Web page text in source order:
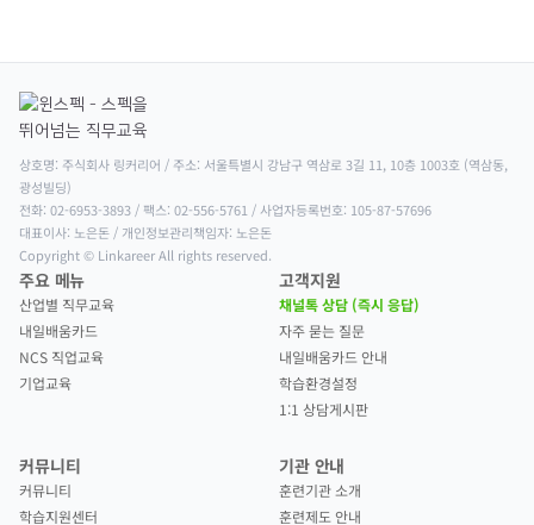
상호명: 주식회사 링커리어 / 주소: 서울특별시 강남구 역삼로 3길 11, 10층 1003호 (역삼동,
광성빌딩)
전화: 02-6953-3893 / 팩스: 02-556-5761 / 사업자등록번호: 105-87-57696
대표이사: 노은돈 / 개인정보관리책임자: 노은돈
Copyright © Linkareer All rights reserved.
주요 메뉴
산업별 직무교육
내일배움카드
NCS 직업교육
기업교육
고객지원
채널톡 상담 (즉시 응답)
자주 묻는 질문
내일배움카드 안내
학습환경설정
1:1 상담게시판
커뮤니티
커뮤니티
학습지원센터
기관 안내
훈련기관 소개
훈련제도 안내